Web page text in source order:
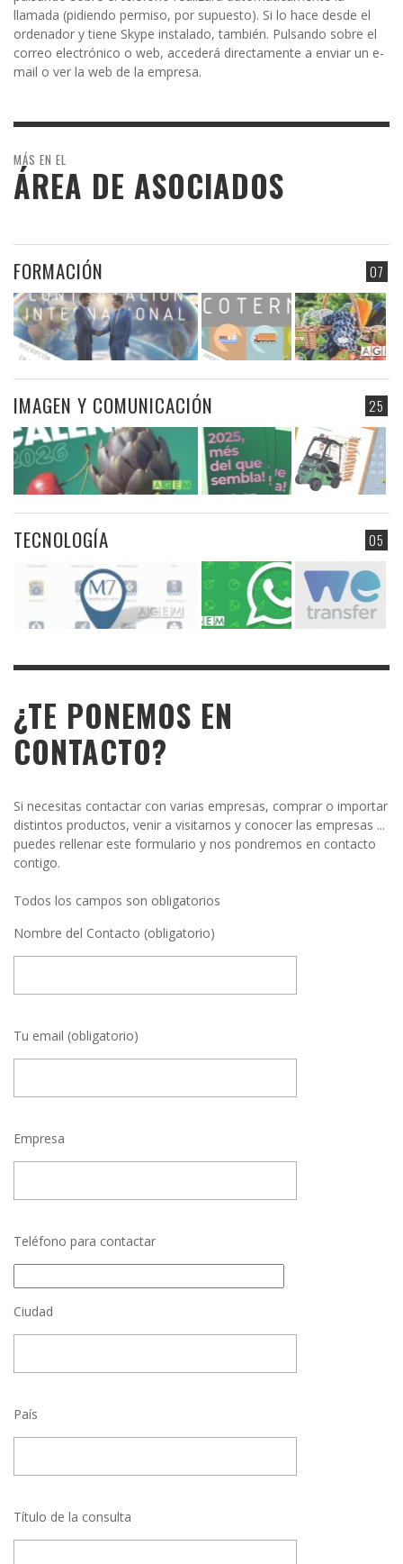
llamada (pidiendo permiso, por supuesto). Si lo hace desde el
ordenador y tiene Skype instalado, también. Pulsando sobre el
correo electrónico o web, accederá directamente a enviar un e-
mail o ver la web de la empresa.
MÁS EN EL
ÁREA DE ASOCIADOS
07
FORMACIÓN
25
IMAGEN Y COMUNICACIÓN
05
TECNOLOGÍA
¿TE PONEMOS EN
CONTACTO?
Si necesitas contactar con varias empresas, comprar o importar
distintos productos, venir a visitarnos y conocer las empresas ...
puedes rellenar este formulario y nos pondremos en contacto
contigo.
Todos los campos son obligatorios
Nombre del Contacto (obligatorio)
Tu email (obligatorio)
Empresa
Teléfono para contactar
Ciudad
País
Título de la consulta